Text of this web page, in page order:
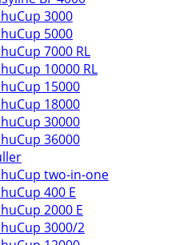
3000
5000
7000 RL
10000 RL
15000
18000
30000
36000
two-in-one
400 E
2000 E
3000/2